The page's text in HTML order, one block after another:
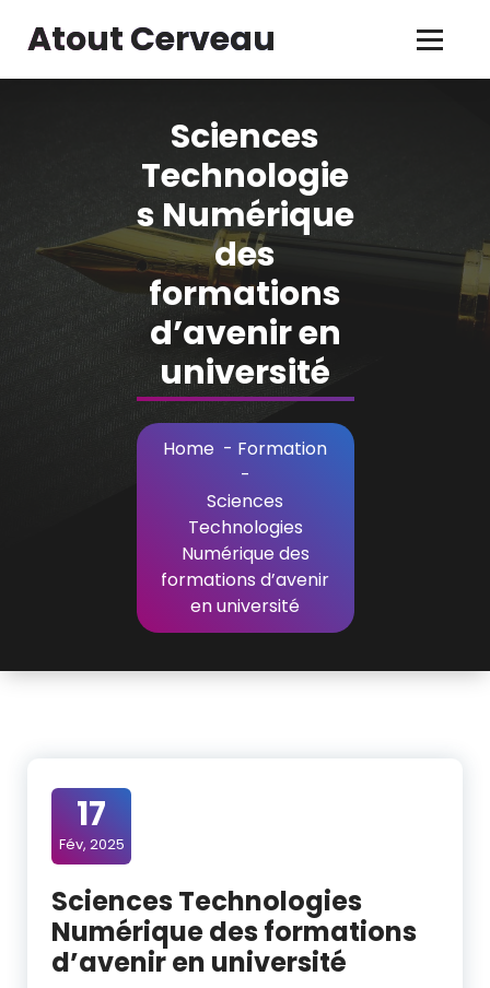
Atout Cerveau
Sciences
Technologie
s Numérique
des
formations
d’avenir en
université
Home - Formation
-
Sciences
Technologies
Numérique des
formations d’avenir
en université
17
Fév, 2025
Sciences Technologies
Numérique des formations
d’avenir en université